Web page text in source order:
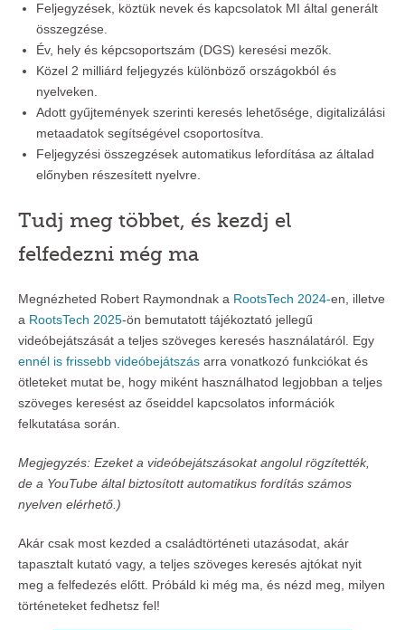
Feljegyzések, köztük nevek és kapcsolatok MI által generált
összegzése.
Év, hely és képcsoportszám (DGS) keresési mezők.
Közel 2 milliárd feljegyzés különböző országokból és
nyelveken.
Adott gyűjtemények szerinti keresés lehetősége, digitalizálási
metaadatok segítségével csoportosítva.
Feljegyzési összegzések automatikus lefordítása az általad
előnyben részesített nyelvre.
Tudj meg többet, és kezdj el
felfedezni még ma
Megnézheted Robert Raymondnak a RootsTech 2024-en, illetve
a RootsTech 2025-ön bemutatott tájékoztató jellegű
videóbejátszását a teljes szöveges keresés használatáról. Egy
ennél is frissebb videóbejátszás arra vonatkozó funkciókat és
ötleteket mutat be, hogy miként használhatod legjobban a teljes
szöveges keresést az őseiddel kapcsolatos információk
felkutatása során.
Megjegyzés: Ezeket a videóbejátszásokat angolul rögzítették,
de a YouTube által biztosított automatikus fordítás számos
nyelven elérhető.)
Akár csak most kezded a családtörténeti utazásodat, akár
tapasztalt kutató vagy, a teljes szöveges keresés ajtókat nyit
meg a felfedezés előtt. Próbáld ki még ma, és nézd meg, milyen
történeteket fedhetsz fel!